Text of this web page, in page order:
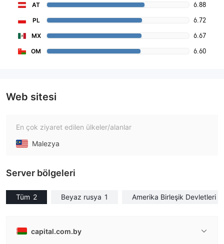
AT 6.88
PL 6.72
MX 6.67
OM 6.60
Web sitesi
En çok ziyaret edilen ülkeler/alanlar
Malezya
Server bölgeleri
Tüm 2 Beyaz rusya 1 Amerika Birleşik Devletleri
capital.com.by